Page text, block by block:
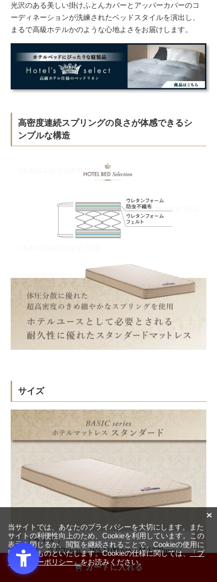
カートに入れる
光沢のある美しい掛けふとんカバーとアッパーカバーのコ
ーディネーションが洗練されたベッドスタイルを演出し、
まるで高級ホテルかのような心地よさをお届けします。
高密度連続スプリングの良さが体感できるシ
ンプルな構造
サイズ
当サイトでは、あなたのプライバシーを大切にします。また
サイトの利便性向上のため、Cookieを利用しています。この
表示を閉じるか、閲覧を継続されることで、Cookieの使用に
同意するものといたします。Cookieの仕様に関しては、「プ
ライバシーポリシー」をお読みください。